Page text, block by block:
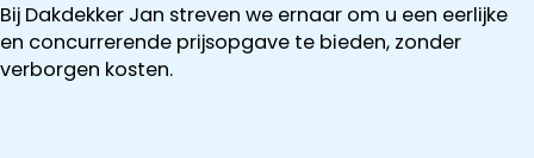
Bij Dakdekker Jan streven we ernaar om u een eerlijke
en concurrerende prijsopgave te bieden, zonder
verborgen kosten.